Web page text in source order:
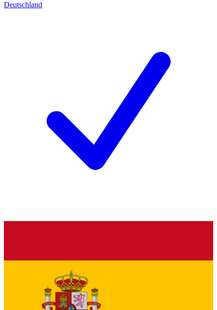
Deutschland